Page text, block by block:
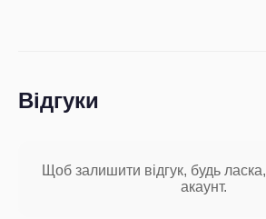
Відгуки
Щоб залишити відгук, будь ласка,
акаунт.